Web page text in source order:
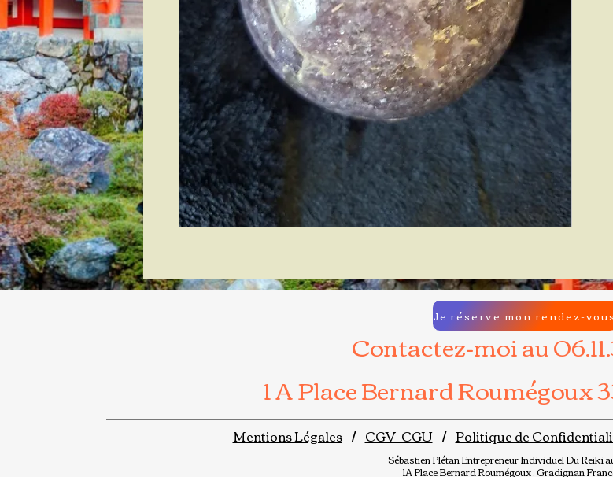
Contactez-moi au
1 A Place Bernard Roumégoux
Je réserve mon rendez-vous
Mentions Légales/ CGV-CGU/ Politique de
Sébastien PlétanEntrepreneur IndividuelDu Reiki
1A Place Bernard Roumégoux , Gradignan